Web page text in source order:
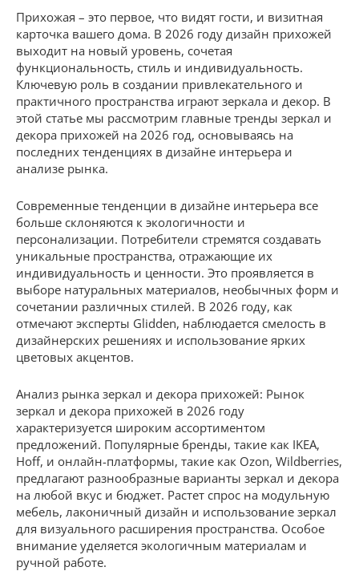
Прихожая – это первое, что видят гости, и визитная
карточка вашего дома. В 2026 году дизайн прихожей
выходит на новый уровень, сочетая
функциональность, стиль и индивидуальность.
Ключевую роль в создании привлекательного и
практичного пространства играют зеркала и декор. В
этой статье мы рассмотрим главные тренды зеркал и
декора прихожей на 2026 год, основываясь на
последних тенденциях в дизайне интерьера и
анализе рынка.
Современные тенденции в дизайне интерьера все
больше склоняются к экологичности и
персонализации. Потребители стремятся создавать
уникальные пространства, отражающие их
индивидуальность и ценности. Это проявляется в
выборе натуральных материалов, необычных форм и
сочетании различных стилей. В 2026 году, как
отмечают эксперты Glidden, наблюдается смелость в
дизайнерских решениях и использование ярких
цветовых акцентов.
Анализ рынка зеркал и декора прихожей: Рынок
зеркал и декора прихожей в 2026 году
характеризуется широким ассортиментом
предложений. Популярные бренды, такие как IKEA,
Hoff, и онлайн-платформы, такие как Ozon, Wildberries,
предлагают разнообразные варианты зеркал и декора
на любой вкус и бюджет. Растет спрос на модульную
мебель, лаконичный дизайн и использование зеркал
для визуального расширения пространства. Особое
внимание уделяется экологичным материалам и
ручной работе.